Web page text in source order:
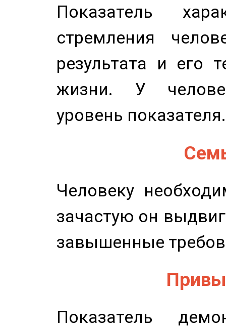
Показатель
стремления
результата и его
жизни. У
уровень показателя.
Человеку
зачастую он
завышенные
Показатель